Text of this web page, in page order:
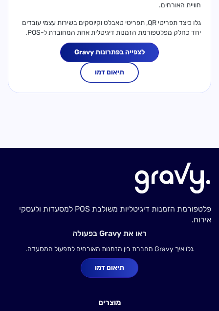
חוויית האורחים.
גלו כיצד תפריטי QR, תפריטי טאבלט וקיוסקים בשירות עצמי עובדים
יחד כחלק מפלטפורמת הזמנות דיגיטלית אחת המחוברת ל-POS.
לצפייה בפתרונות Gravy
תיאום דמו
פלטפורמת הזמנות דיגיטליות משולבת POS למסעדות ולעסקי
אירוח.
ראו את Gravy בפעולה
גלו איך Gravy מחברת בין הזמנות האורחים לתפעול המסעדה.
תיאום דמו
מוצרים